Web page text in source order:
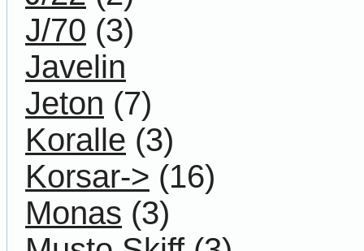
J/70 (3)
Javelin
Jeton (7)
Koralle (3)
Korsar-> (16)
Monas (3)